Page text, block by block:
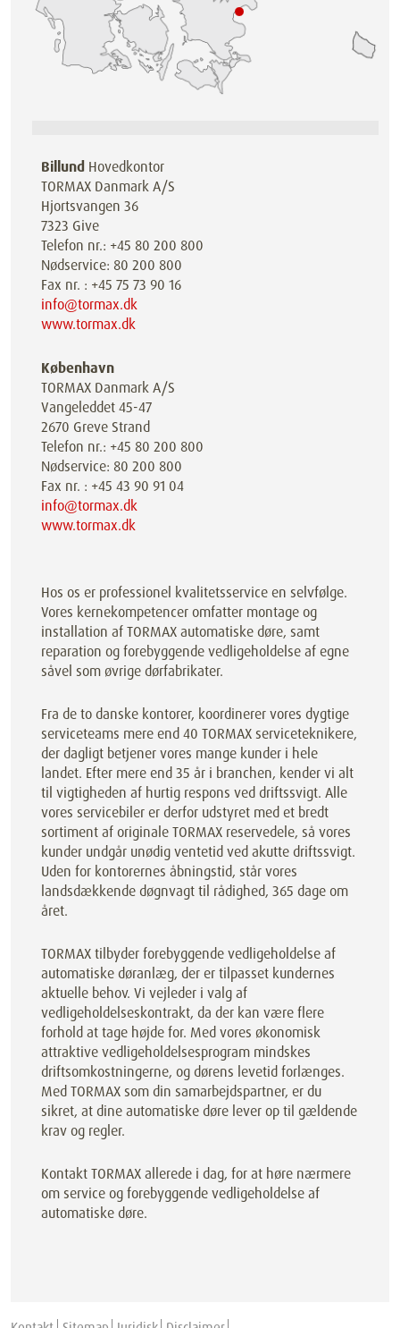
Billund Hovedkontor
TORMAX Danmark A/S
Hjortsvangen 36
7323 Give
Telefon nr.: +45 80 200 800
Nødservice: 80 200 800
Fax nr. : +45 75 73 90 16
info@tormax.dk
www.tormax.dk
København
TORMAX Danmark A/S
Vangeleddet 45-47
2670 Greve Strand
Telefon nr.: +45 80 200 800
Nødservice: 80 200 800
Fax nr. : +45 43 90 91 04
info@tormax.dk
www.tormax.dk
Hos os er professionel kvalitetsservice en selvfølge.
Vores kernekompetencer omfatter montage og
installation af TORMAX automatiske døre, samt
reparation og forebyggende vedligeholdelse af egne
såvel som øvrige dørfabrikater.
Fra de to danske kontorer, koordinerer vores dygtige
serviceteams mere end 40 TORMAX serviceteknikere,
der dagligt betjener vores mange kunder i hele
landet. Efter mere end 35 år i branchen, kender vi alt
til vigtigheden af hurtig respons ved driftssvigt. Alle
vores servicebiler er derfor udstyret med et bredt
sortiment af originale TORMAX reservedele, så vores
kunder undgår unødig ventetid ved akutte driftssvigt.
Uden for kontorernes åbningstid, står vores
landsdækkende døgnvagt til rådighed, 365 dage om
året.
TORMAX tilbyder forebyggende vedligeholdelse af
automatiske døranlæg, der er tilpasset kundernes
aktuelle behov. Vi vejleder i valg af
vedligeholdelseskontrakt, da der kan være flere
forhold at tage højde for. Med vores økonomisk
attraktive vedligeholdelsesprogram mindskes
driftsomkostningerne, og dørens levetid forlænges.
Med TORMAX som din samarbejdspartner, er du
sikret, at dine automatiske døre lever op til gældende
krav og regler.
Kontakt TORMAX allerede i dag, for at høre nærmere
om service og forebyggende vedligeholdelse af
automatiske døre.